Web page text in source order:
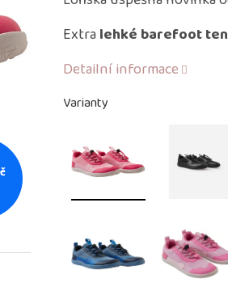
Varianty
Extralehké barefoot
Detailní informace